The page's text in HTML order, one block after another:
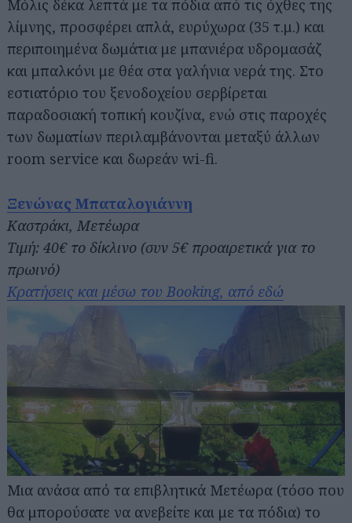
Μόλις δέκα λεπτά με τα πόδια από τις όχθες της
λίμνης, προσφέρει απλά, ευρύχωρα (35 τ.μ.) και
περιποιημένα δωμάτια με μπανιέρα υδρομασάζ
και μπαλκόνι με θέα στα γαλήνια νερά της. Στο
εστιατόριο του ξενοδοχείου σερβίρεται
παραδοσιακή τοπική κουζίνα, ενώ στις παροχές
των δωματίων περιλαμβάνονται μεταξύ άλλων
room service και δωρεάν wi-fi.
Ξενώνας Μπαταλογιάννη
Καστράκι, Μετέωρα
Τιμή: 40€ το δίκλινο (συν 5€ προαιρετικά για το
πρωινό)
Κρατήσεις και μέσω του Booking, από εδώ
Μια ανάσα από τα επιβλητικά Μετέωρα (τόσο που
θα μπορούσατε να ανεβείτε και με τα πόδια) το
Αναζήτηση